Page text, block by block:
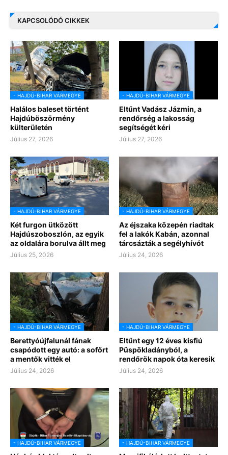
KAPCSOLÓDÓ CIKKEK
- HAJDÚ-BIHAR VÁRMEGYE
Halálos baleset történt
Hajdúböszörmény
külterületén
Július 27, 2026
- HAJDÚ-BIHAR VÁRMEGYE
Eltűnt Vadász Jázmin, a
rendőrség a lakosság
segítségét kéri
Július 27, 2026
- HAJDÚ-BIHAR VÁRMEGYE
Két furgon ütközött
Hajdúszoboszlón, az egyik
az oldalára borulva állt meg
Július 25, 2026
- HAJDÚ-BIHAR VÁRMEGYE
Az éjszaka közepén riadtak
fel a lakók Kabán, azonnal
tárcsázták a segélyhívót
Július 24, 2026
- HAJDÚ-BIHAR VÁRMEGYE
Berettyóújfalunál fának
csapódott egy autó: a sofőrt
a mentők vitték el
Július 24, 2026
- HAJDÚ-BIHAR VÁRMEGYE
Eltűnt egy 12 éves kisfiú
Püspökladányból, a
rendőrök napok óta keresik
Július 24, 2026
- HAJDÚ-BIHAR VÁRMEGYE - HAJDÚ-BIHAR VÁRMEGYE